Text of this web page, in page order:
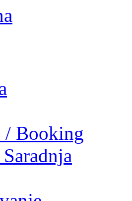
/ Booking